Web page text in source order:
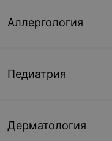
Аллергология
Педиатрия
Дерматология